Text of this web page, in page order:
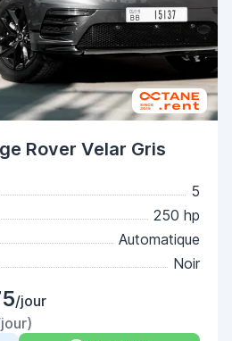
Rover Velar Gris
5
250 hp
Automatique
Noir
/jour